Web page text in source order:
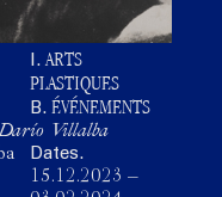
I. ARTS
PLASTIQUES
B. ÉVÉNEMENTS
Villalba
Dates.
15.12.2023 –